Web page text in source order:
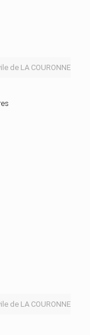
de LA COURONNE
de LA COURONNE